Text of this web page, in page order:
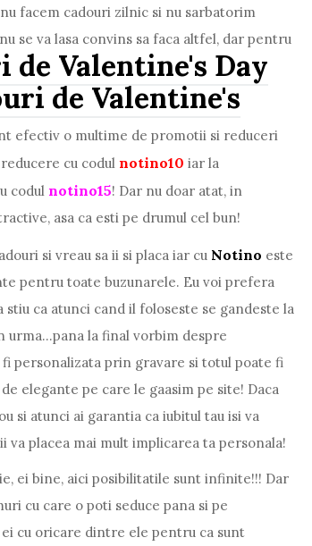
facem cadouri zilnic si nu sarbatorim
se va lasa convins sa faca altfel, dar pentru
de Valentine's Day
de Valentine's
efectiv o multime de promotii si reduceri
cu codulnotino10 iar la
codulnotino15! Dar nu doar atat, in
asa ca esti pe drumul cel bun!
si vreau sa ii si placa iar cu Notino este
pentru toate buzunarele. Eu voi prefera
ca atunci cand il foloseste se gandeste la
urma...pana la final vorbim despre
personalizata prin gravare si totul poate fi
elegante pe care le gaasim pe site! Daca
si atunci ai garantia ca iubitul tau isi va
va placea mai mult implicarea ta personala!
ei bine, aici posibilitatile sunt infinite!!! Dar
cu care o poti seduce pana si pe
ei cu oricare dintre ele pentru ca sunt